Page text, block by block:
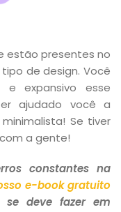
estão presentes no
de design. Você
expansivo esse
ajudado você a
Se tiver
a gente!
constantes na
e-book gratuito
se deve fazer em